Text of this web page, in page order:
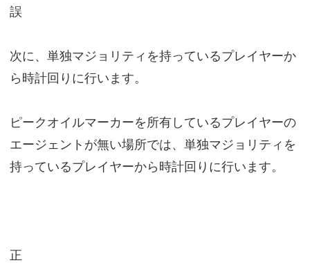
誤
次に、単独マジョリティを持っているプレイヤーか
ら時計回りに行います。
ピークオイルマーカーを所有しているプレイヤーの
エージェントが無い場所では、単独マジョリティを
持っているプレイヤーから時計回りに行います。
正